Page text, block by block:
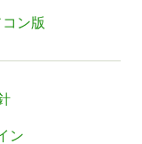
ン版
ン